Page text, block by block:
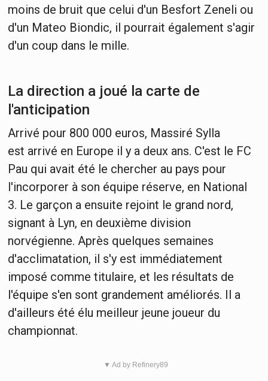
moins de bruit que celui d'un Besfort Zeneli ou
d'un Mateo Biondic, il pourrait également s'agir
d'un coup dans le mille.
La direction a joué la carte de
l'anticipation
Arrivé pour 800 000 euros, Massiré Sylla
est arrivé en Europe il y a deux ans. C'est le FC
Pau qui avait été le chercher au pays pour
l'incorporer à son équipe réserve, en National
3. Le garçon a ensuite rejoint le grand nord,
signant à Lyn, en deuxième division
norvégienne. Après quelques semaines
d'acclimatation, il s'y est immédiatement
imposé comme titulaire, et les résultats de
l'équipe s'en sont grandement améliorés. Il a
d'ailleurs été élu meilleur jeune joueur du
championnat.
▼ Ad by Refinery89